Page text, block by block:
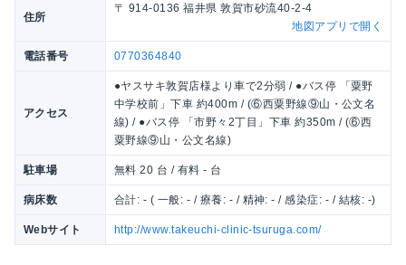
住所
〒 914-0136 福井県 敦賀市砂流40-2-4
地図アプリで開く
電話番号 0770364840
アクセス
●ヤスサキ敦賀店様より車で2分弱 / ●バス停 「粟野
中学校前」下車 約400m / (⑥西粟野線⑨山・公文名
線) / ●バス停 「市野々2丁目」下車 約350m / (⑥西
粟野線⑨山・公文名線)
駐車場 無料 20 台 / 有料 - 台
病床数 合計: - ( 一般: - / 療養: - / 精神: - / 感染症: - / 結核: -)
Webサイト http://www.takeuchi-clinic-tsuruga.com/